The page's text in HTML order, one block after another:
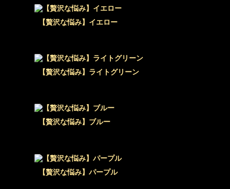
【贅沢な悩み】イエロー
【贅沢な悩み】ライトグリーン
【贅沢な悩み】ブルー
【贅沢な悩み】パープル